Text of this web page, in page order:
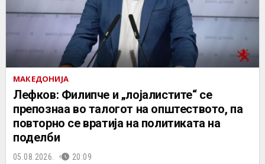
МАКЕДОНИЈА
Лефков: Филипче и „лојалистите“ се
препознаа во талогот на општеството, па
повторно се вратија на политиката на
поделби
05.08.2026. 20:09